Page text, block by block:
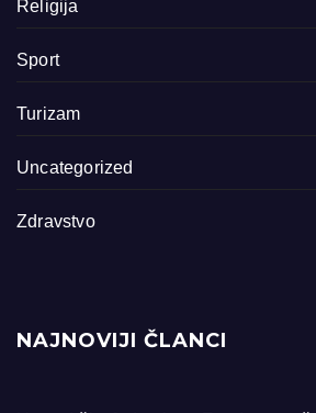
Religija
Sport
Turizam
Uncategorized
Zdravstvo
NAJNOVIJI ČLANCI